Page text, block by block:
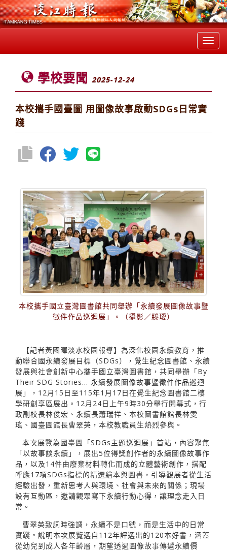
學校要聞 2025-12-24
本校攜手國臺圖 用圖像故事啟動SDGs日常實
踐
本校攜手國立臺灣圖書館共同舉辦「永續發展圖像故事暨
徵件作品巡迴展」。（攝影／滕璦）
【記者黃國暉淡水校園報導】為深化校園永續教育，推
動聯合國永續發展目標（SDGs），覺生紀念圖書館、永續
發展與社會創新中心攜手國立臺灣圖書館，共同舉辦「By
Their SDG Stories… 永續發展圖像故事暨徵件作品巡迴
展」，12月15日至115年1月17日在覺生紀念圖書館二樓
學研創享區展出。12月24日上午9時30分舉行開幕式，行
政副校長林俊宏、永續長蕭瑞祥、本校圖書館館長林雯
瑤、國臺圖館長曹翠英，本校教職員生熱烈參與。
本次展覽為國臺圖「SDGs主題巡迴展」首站，內容聚焦
「以故事談永續」，展出5位得獎創作者的永續圖像故事作
品，以及14件由廢棄材料轉化而成的立體藝術創作，搭配
呼應17項SDGs指標的精選繪本與圖書，引導觀展者從生活
經驗出發，重新思考人與環境、社會與未來的關係；現場
設有互動區，邀請觀眾寫下永續行動心得，讓理念走入日
常。
曹翠英致詞時強調，永續不是口號，而是生活中的日常
實踐。說明本次展覽選自112年評選出的120本好書，涵蓋
從幼兒到成人各年齡層，期望透過圖像故事傳遞永續價